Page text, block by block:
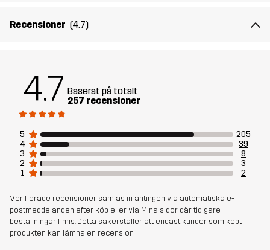
Recensioner (4.7)
4.7 Baserat på totalt
257 recensioner
5
205
4
39
3
8
2
3
1
2
Verifierade recensioner samlas in antingen via automatiska e-
postmeddelanden efter köp eller via Mina sidor, där tidigare
beställningar finns. Detta säkerställer att endast kunder som köpt
produkten kan lämna en recension